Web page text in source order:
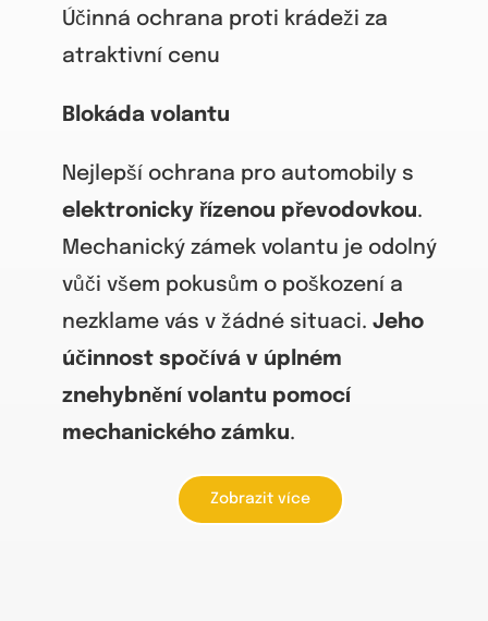
Účinná ochrana proti krádeži za
atraktivní cenu
Blokáda volantu
Nejlepší ochrana pro automobily s
elektronicky řízenou převodovkou.
Mechanický zámek volantu je odolný
vůči všem pokusům o poškození a
nezklame vás v žádné situaci. Jeho
účinnost spočívá v úplném
znehybnění volantu pomocí
mechanického zámku.
Zobrazit více